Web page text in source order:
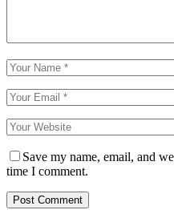
Save my name, email, and
time I comment.